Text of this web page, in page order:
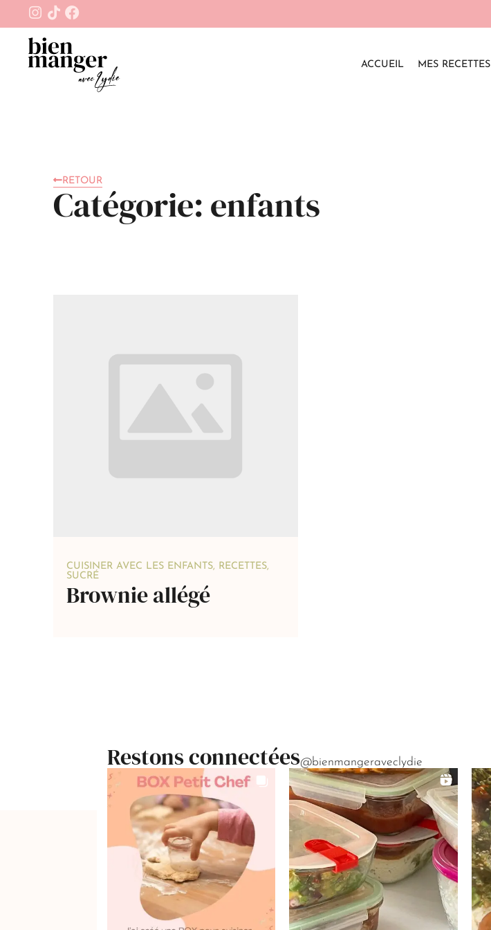
ACCUEIL MES RECETTES
RETOUR
Catégorie: enfants
CUISINER AVEC LES ENFANTS, RECETTES,
SUCRÉ
Brownie allégé
Restons connectées@bienmangeraveclydie